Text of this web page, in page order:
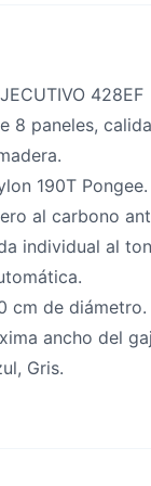
428EF
8 paneles,
190T Pongee.
al carbono
individual al
cm de diámetro.
ancho del
Gris.